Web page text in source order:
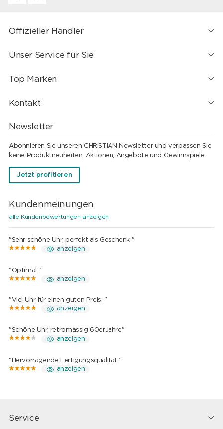
Offizieller Händler
Unser Service für Sie
Top Marken
Kontakt
Newsletter
Abonnieren Sie unseren CHRISTIAN Newsletter und verpassen Sie
keine Produktneuheiten, Aktionen, Angebote und Gewinnspiele.
Jetzt profitieren
Kundenmeinungen
alle Kundenbewertungen anzeigen
"Sehr schöne Uhr, perfekt als Geschenk "
anzeigen
"Optimal "
anzeigen
"Viel Uhr für einen guten Preis. "
anzeigen
"Schöne Uhr, retromässig 60erJahre"
anzeigen
"Hervorragende Fertigungsqualität"
anzeigen
Service